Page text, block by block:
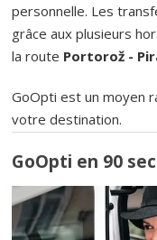
personnelle. Les
grâce aux plusieurs
la route Portorož -
GoOpti est un moyen
votre destination.
GoOpti en 90